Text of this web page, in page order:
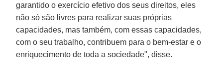
garantido o exercício efetivo dos seus direitos, eles
não só são livres para realizar suas próprias
capacidades, mas também, com essas capacidades,
com o seu trabalho, contribuem para o bem-estar e o
enriquecimento de toda a sociedade", disse.